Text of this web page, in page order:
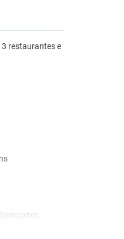
restaurantes e